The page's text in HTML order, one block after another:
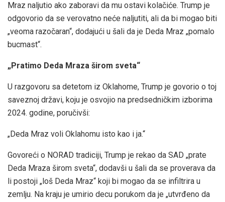
Mraz naljutio ako zaboravi da mu ostavi kolačiće. Trump je
odgovorio da se verovatno neće naljutiti, ali da bi mogao biti
„veoma razočaran“, dodajući u šali da je Deda Mraz „pomalo
bucmast“.
„Pratimo Deda Mraza širom sveta“
U razgovoru sa detetom iz Oklahome, Trump je govorio o toj
saveznoj državi, koju je osvojio na predsedničkim izborima
2024. godine, poručivši:
„Deda Mraz voli Oklahomu isto kao i ja.“
Govoreći o NORAD tradiciji, Trump je rekao da SAD „prate
Deda Mraza širom sveta“, dodavši u šali da se proverava da
li postoji „loš Deda Mraz“ koji bi mogao da se infiltrira u
zemlju. Na kraju je umirio decu porukom da je „utvrđeno da